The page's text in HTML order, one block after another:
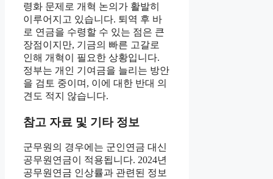
령화 문제로 개혁 논의가 활발히
이루어지고 있습니다. 퇴역 후 바
로 연금을 수령할 수 있는 점은 큰
장점이지만, 기금의 빠른 고갈로
인해 개혁이 필요한 상황입니다.
정부는 개인 기여금을 늘리는 방안
을 검토 중이며, 이에 대한 반대 의
견도 적지 않습니다.
참고 자료 및 기타 정보
군무원의 경우에는 군인연금 대신
공무원연금이 적용됩니다. 2024년
공무원연금 인상률과 관련된 정보